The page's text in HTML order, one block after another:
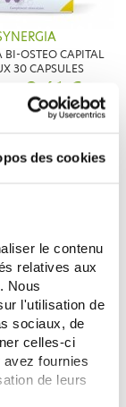
des cookies
le contenu
relatives aux
Nous
l'utilisation de
sociaux, de
celles-ci
fournies
de leurs
BI-OSTEO CAPITAL
30 CAPSULES
8,61 €
В КОРЗИНУ
STRESS JOUR & NUIT